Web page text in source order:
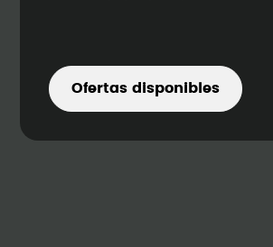
Ofertas disponibles